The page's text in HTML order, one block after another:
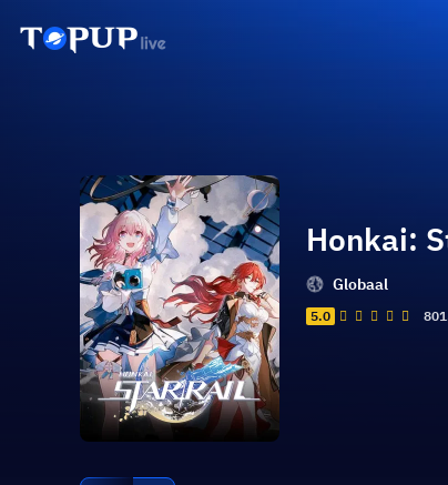
Honkai:
Globaal
5.0